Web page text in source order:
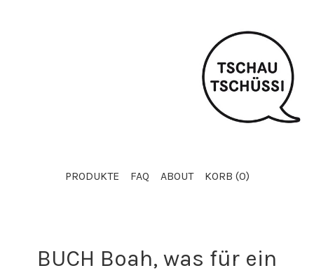
PRODUKTE FAQ ABOUT KORB (0)
BUCH Boah, was für ein